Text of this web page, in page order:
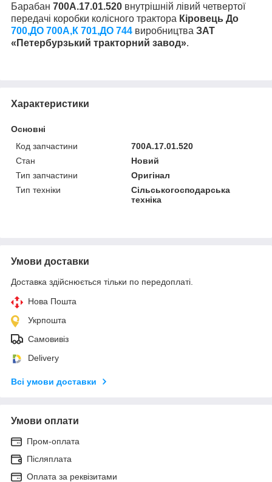
Барабан 700А.17.01.520 внутрішній лівий четвертої
передачі коробки колісного трактора Кіровець До
700,ДО 700А,К 701,ДО 744 виробництва ЗАТ
«Петербурзький тракторний завод».
Характеристики
Основні
Код запчастини
700А.17.01.520
Стан
Новий
Тип запчастини
Оригінал
Тип техніки
Сільськогосподарська
техніка
Умови доставки
Доставка здійснюється тільки по передоплаті.
Нова Пошта
Укрпошта
Самовивіз
Delivery
Всі умови доставки
Умови оплати
Пром-оплата
Післяплата
Оплата за реквізитами